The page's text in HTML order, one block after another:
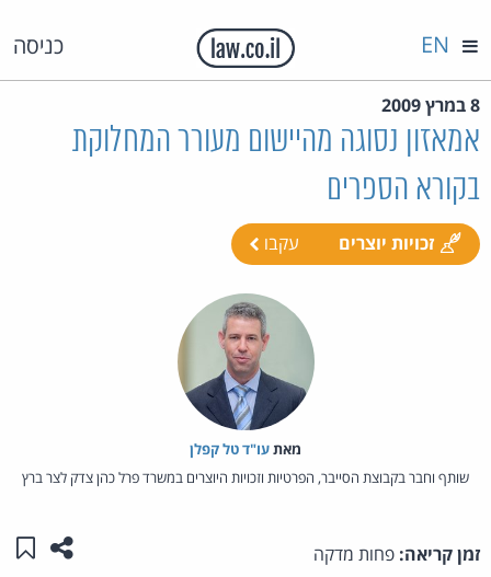
כניסה EN
8 במרץ 2009
אמאזון נסוגה מהיישום מעורר המחלוקת
בקורא הספרים
זכויות יוצרים עקבו
מאת‏עו"ד טל קפלן
שותף וחבר בקבוצת הסייבר, הפרטיות וזכויות היוצרים במשרד פרל כהן צדק לצר ברץ
זמן קריאה: פחות מדקה שתפו